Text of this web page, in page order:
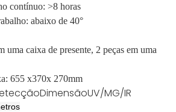
contínuo: >8 horas
abaixo de 40°
uma caixa de presente, 2 peças em uma
655 x370x 270mm
DimensãoUV/MG/IR